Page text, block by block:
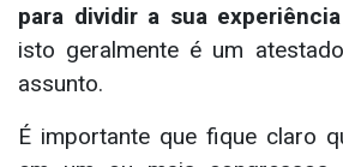
para dividir a sua experiência
isto geralmente é um
assunto.
É importante que fique claro